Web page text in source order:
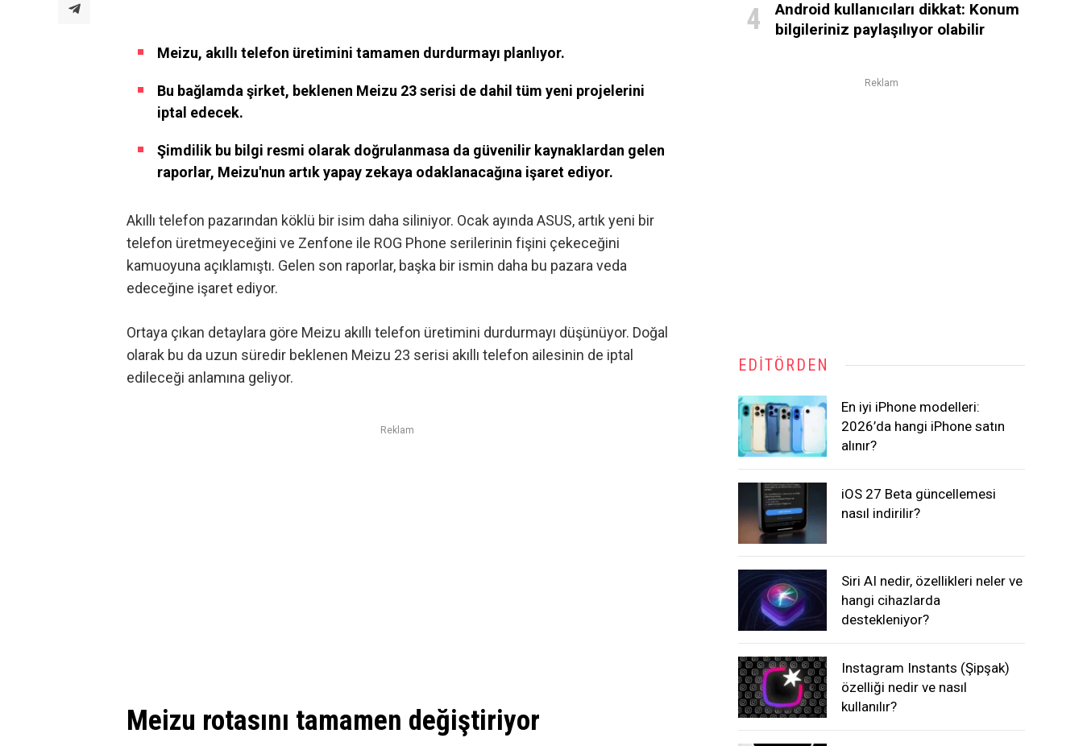
Meizu, akıllı telefon üretimini tamamen durdurmayı planlıyor.
Bu bağlamda şirket, beklenen Meizu 23 serisi de dahil tüm yeni projelerini
iptal edecek.
Şimdilik bu bilgi resmi olarak doğrulanmasa da güvenilir kaynaklardan gelen
raporlar, Meizu'nun artık yapay zekaya odaklanacağına işaret ediyor.
Akıllı telefon pazarından köklü bir isim daha siliniyor. Ocak ayında ASUS, artık yeni bir
telefon üretmeyeceğini ve Zenfone ile ROG Phone serilerinin fişini çekeceğini
kamuoyuna açıklamıştı. Gelen son raporlar, başka bir ismin daha bu pazara veda
edeceğine işaret ediyor.
Ortaya çıkan detaylara göre Meizu akıllı telefon üretimini durdurmayı düşünüyor. Doğal
olarak bu da uzun süredir beklenen Meizu 23 serisi akıllı telefon ailesinin de iptal
edileceği anlamına geliyor.
Reklam
Meizu rotasını tamamen değiştiriyor
Android kullanıcıları dikkat: Konum
bilgileriniz paylaşılıyor olabilir
Reklam
EDITÖRDEN
En iyi iPhone modelleri:
2026’da hangi iPhone satın
alınır?
iOS 27 Beta güncellemesi
nasıl indirilir?
Siri AI nedir, özellikleri neler ve
hangi cihazlarda
destekleniyor?
Instagram Instants (Şipşak)
özelliği nedir ve nasıl
kullanılır?